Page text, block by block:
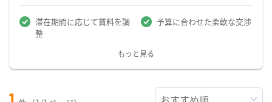
滞在期間に応じて賃料を調
整
予算に合わせた柔軟な交渉
もっと見る